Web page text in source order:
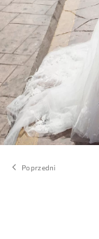
Poprzedni